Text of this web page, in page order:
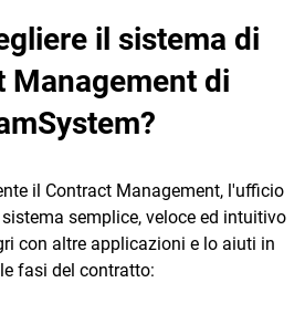
il sistema di
Management di
il Contract Management, l'ufficio
semplice, veloce ed intuitivo
con altre applicazioni e lo aiuti in
fasi del contratto: